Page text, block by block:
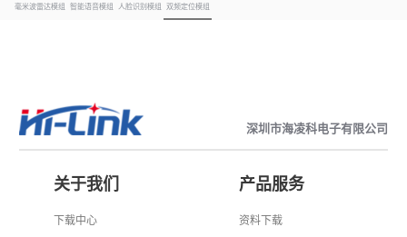
毫米波雷达模组 智能语音模组 人脸识别模组 双频定位模组
深圳市海凌科电子有限公司
关于我们
下载中心
产品服务
资料下载